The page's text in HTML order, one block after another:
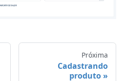
Próxima
Cadastrando
produto